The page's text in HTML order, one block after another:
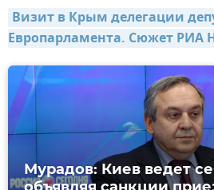
Визит в Крым делегации
Европарламента. Сюжет РИА
Мурадов: Киев ведет